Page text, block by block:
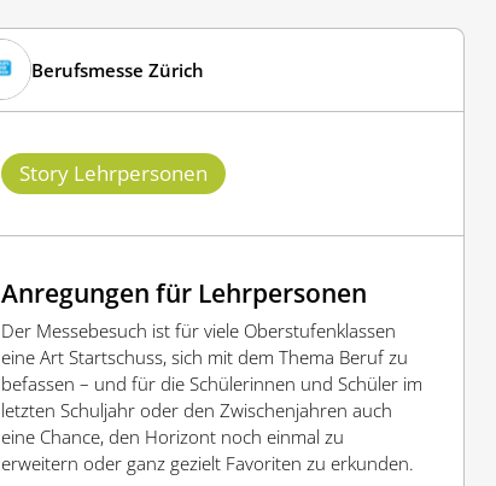
Berufsmesse Zürich
Story Lehrpersonen
Anregungen für Lehrpersonen
Der Messebesuch ist für viele Oberstufenklassen
eine Art Startschuss, sich mit dem Thema Beruf zu
befassen – und für die Schülerinnen und Schüler im
letzten Schuljahr oder den Zwischenjahren auch
eine Chance, den Horizont noch einmal zu
erweitern oder ganz gezielt Favoriten zu erkunden.